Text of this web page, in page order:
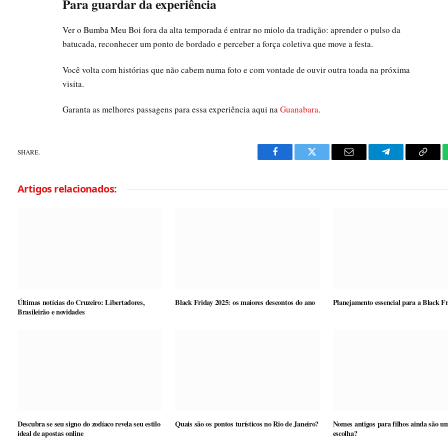
Para guardar da experiência
Ver o Bumba Meu Boi fora da alta temporada é entrar no miolo da tradição: aprender o pulso da
batucada, reconhecer um ponto de bordado e perceber a força coletiva que move a festa.
Você volta com histórias que não cabem numa foto e com vontade de ouvir outra toada na próxima
visita.
Garanta as melhores passagens para essa experiência aqui naGuanabara.
SHARE.
Facebook Twitter Email Telegram Copy
Artigos relacionados:
Últimas notícias do Cruzeiro: Libertadores,
Brasileirão e novidades
Black Friday 2025: os maiores descontos do ano Planejamento essencial para a Black
Descubra se seu signo do zodíaco revela seu estilo
ideal de apostas online
Quais são os pontos turísticos no Rio de Janeiro?
Nomes antigos para filhos ainda são
escolha?